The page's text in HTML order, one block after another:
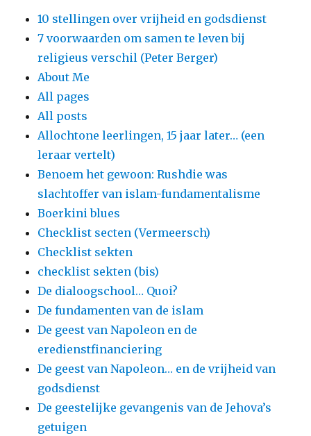
10 stellingen over vrijheid en godsdienst
7 voorwaarden om samen te leven bij
religieus verschil (Peter Berger)
About Me
All pages
All posts
Allochtone leerlingen, 15 jaar later… (een
leraar vertelt)
Benoem het gewoon: Rushdie was
slachtoffer van islam-fundamentalisme
Boerkini blues
Checklist secten (Vermeersch)
Checklist sekten
checklist sekten (bis)
De dialoogschool… Quoi?
De fundamenten van de islam
De geest van Napoleon en de
eredienstfinanciering
De geest van Napoleon… en de vrijheid van
godsdienst
De geestelijke gevangenis van de Jehova’s
getuigen